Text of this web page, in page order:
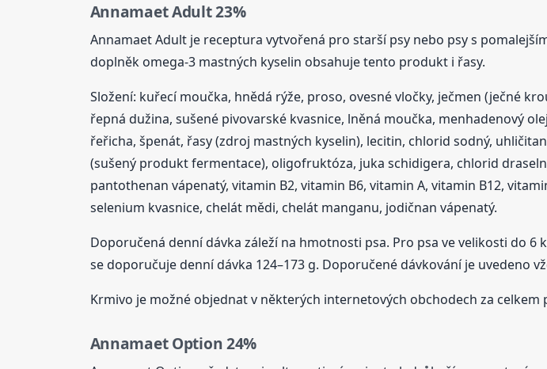
Annamaet Adult 23%
Annamaet Adult je receptura vytvořená pro starší psy nebo psy s
doplněk omega-3 mastných kyselin obsahuje tento produkt i řasy.
Složení: kuřecí moučka, hnědá rýže, proso, ovesné vločky, ječmen (ječné
řepná dužina, sušené pivovarské kvasnice, lněná moučka, menhadenový
řeřicha, špenát, řasy (zdroj mastných kyselin), lecitin, chlorid sodný,
(sušený produkt fermentace), oligofruktóza, juka schidigera, chlorid
pantothenan vápenatý, vitamin B2, vitamin B6, vitamin A, vitamin B12,
selenium kvasnice, chelát mědi, chelát manganu, jodičnan vápenatý.
Doporučená denní dávka záleží na hmotnosti psa. Pro psa ve velikosti do 6
se doporučuje denní dávka 124–173 g. Doporučené dávkování je uvedeno
Krmivo je možné objednat v některých internetových obchodech za celkem
Annamaet Option 24%